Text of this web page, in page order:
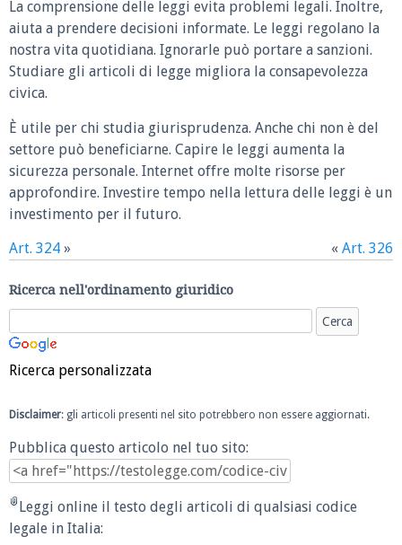
La comprensione delle leggi evita problemi legali. Inoltre,
aiuta a prendere decisioni informate. Le leggi regolano la
nostra vita quotidiana. Ignorarle può portare a sanzioni.
Studiare gli articoli di legge migliora la consapevolezza
civica.
È utile per chi studia giurisprudenza. Anche chi non è del
settore può beneficiarne. Capire le leggi aumenta la
sicurezza personale. Internet offre molte risorse per
approfondire. Investire tempo nella lettura delle leggi è un
investimento per il futuro.
Art. 324 » « Art. 326
Ricerca nell'ordinamento giuridico
Ricerca personalizzata
Disclaimer: gli articoli presenti nel sito potrebbero non essere aggiornati.
Pubblica questo articolo nel tuo sito:
Leggi online il testo degli articoli di qualsiasi codice
legale in Italia: